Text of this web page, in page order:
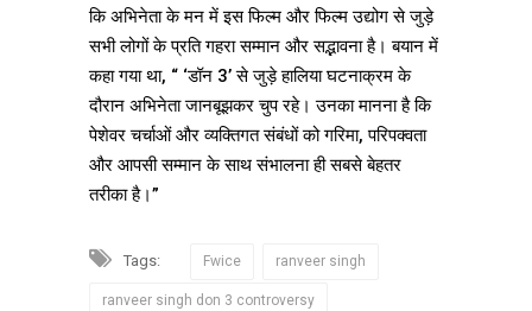
कि अभिनेता के मन में इस फिल्म और फिल्म उद्योग से जुड़े
सभी लोगों के प्रति गहरा सम्मान और सद्भावना है। बयान में
कहा गया था, “ ‘डॉन 3’ से जुड़े हालिया घटनाक्रम के
दौरान अभिनेता जानबूझकर चुप रहे। उनका मानना है कि
पेशेवर चर्चाओं और व्यक्तिगत संबंधों को गरिमा, परिपक्वता
और आपसी सम्मान के साथ संभालना ही सबसे बेहतर
तरीका है।”
Tags: Fwice ranveer singh
ranveer singh don 3 controversy